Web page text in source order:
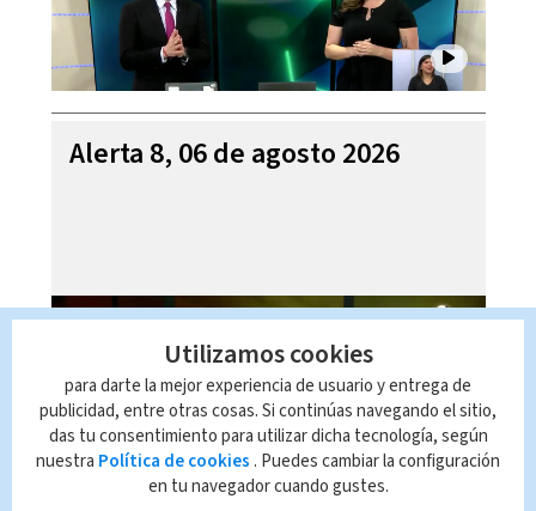
Alerta 8, 06 de agosto 2026
Utilizamos cookies
para darte la mejor experiencia de usuario y entrega de
publicidad, entre otras cosas. Si continúas navegando el sitio,
das tu consentimiento para utilizar dicha tecnología, según
nuestra Política de cookies . Puedes cambiar la configuración
en tu navegador cuando gustes.